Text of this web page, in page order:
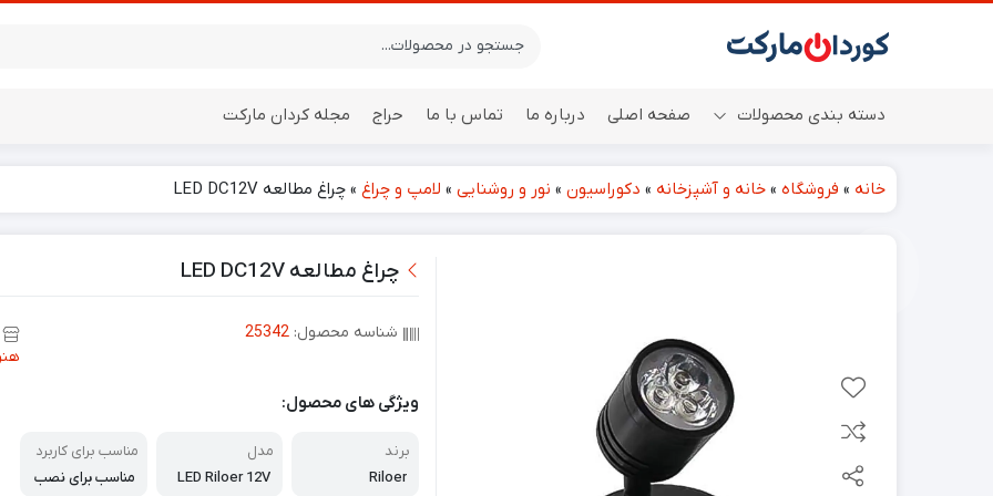
دسته بندی محصولات
اسپیکر ایستگاه هواشناسی
صفحه اصلی درباره ما تماس با ما حراج مجله کردان مارکت
خانه » فروشگاه » خانه و آشپزخانه » دکوراسیون » نور و روشنایی » لامپ و چراغ » چراغ مطالعه LED DC12V
چراغ مطالعه LED DC12V
شناسه محصول:25342
ویژگی های محصول:
برند
Riloer
مدل
LED Riloer 12V
مناسب برای کاربرد
های گسترده
مناسب برای نصب